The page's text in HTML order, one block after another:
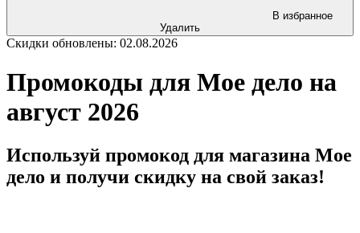
В избранное
Удалить
Скидки обновлены: 02.08.2026
Промокоды для Мое дело на
август 2026
Используй промокод для магазина Мое
дело и получи скидку на свой заказ!